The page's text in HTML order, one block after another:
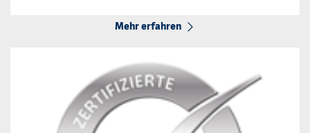
Mehr erfahren